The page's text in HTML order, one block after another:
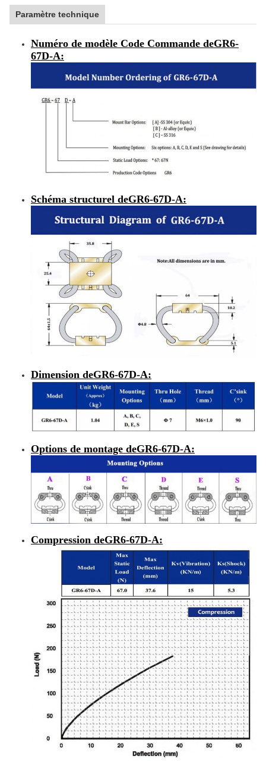
Paramètre technique
Numéro de modèle Code Commande deGR6-
67D-A:
Schéma structurel deGR6-67D-A:
Dimension deGR6-67D-A:
Options de montage deGR6-67D-A:
Compression deGR6-67D-A: